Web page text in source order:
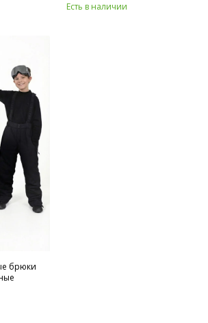
Есть в наличии
брюки